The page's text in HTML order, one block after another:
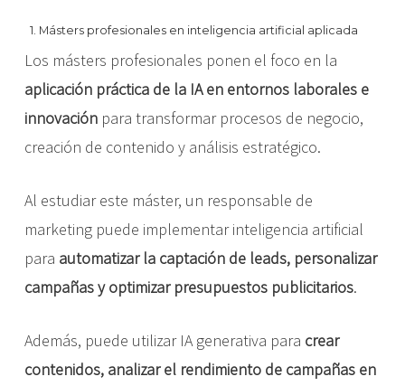
1. Másters profesionales en inteligencia artificial aplicada
Los másters profesionales ponen el foco en la
aplicación práctica de la IA en entornos laborales e
innovaciónpara transformar procesos de negocio,
creación de contenido y análisis estratégico.
Al estudiar este máster, un responsable de
marketing puede implementar inteligencia artificial
para automatizar la captación de leads, personalizar
campañas y optimizar presupuestos publicitarios.
Además, puede utilizar IA generativa para crear
contenidos, analizar el rendimiento de campañas en